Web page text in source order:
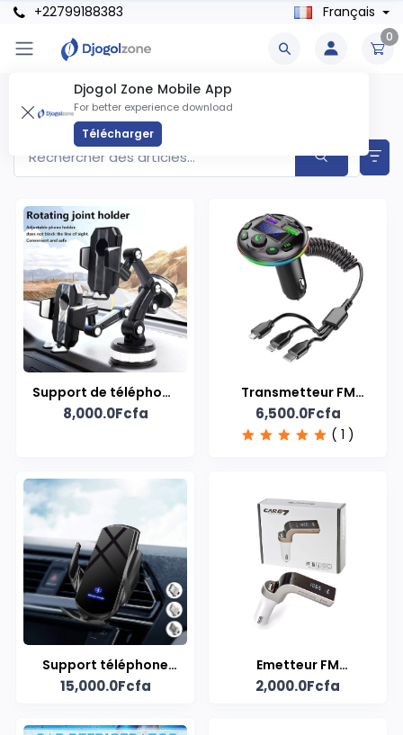
+22799188383 Français
0
Djogol Zone Mobile App
For better experience download
Télécharger
Accessoires Automobiles Produits
Articles trouvés
Support de téléphone
pour voiture
8,000.0Fcfa
Transmetteur FM
Bluetooth pour
voiture
6,500.0Fcfa
( 1 )
Support téléphone
magnétique pour
15,000.0Fcfa
Emetteur FM
Bluetooth pour
2,000.0Fcfa